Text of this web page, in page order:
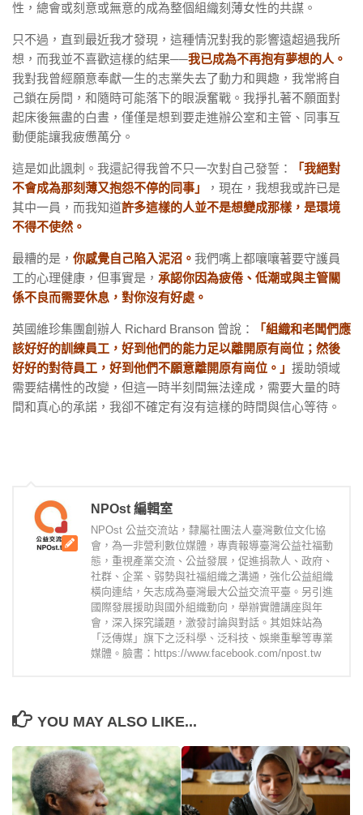
性，總會或刻意或無意的成為整個組織刻薄女性的共謀。
只不過，直到最近我才發現，這種情況對我的影響遠超過我所
想，而我並不喜歡這樣的結果──我已成為不再抱有夢想的人。
我對我曾經願意奉獻一生的志業失去了動力和興趣，我常將自
己鎖在房間，和隨時可能落下的眼淚奮戰。我掙扎著不願面對
起床後無盡的白晝，僅僅是想到要走進辦公室和主管、同事互
動便能讓我疲憊萬分。
這是如此諷刺。我還記得我曾不只一次對自己發誓：
「我絕對
不會成為那刻薄又抱怨不停的同事」
，現在，我想我或許已是
其中一員，而我知道許多這樣的人並不是想變成那樣，是環境
不得不使然。
最糟的是， 你感覺自己陷入泥沼。 我們嘴上都嚷嚷著要守護員
工的心理健康，但事實是， 承認你因為疲倦、低潮或與主管關
係不良而需要休息，對你沒有好處。
英國維珍集團創辦人 Richard Branson 曾說：
「組織和老闆們應
該好好的訓練員工，好到他們的能力足以離開原有崗位；然後
好好的對待員工，好到他們不願意離開原有崗位。」 援助領域
需要結構性的改變，但這一時半刻間無法達成，需要大量的時
間和真心的承諾，我卻不確定有沒有這樣的時間與信心等待。
NPOst 編輯室
NPOst 公益交流站，隸屬社團法人臺灣數位文化協
會，為一非營利數位媒體，專責報導臺灣公益社福動
態，重視產業交流、公益發展，促進捐款人、政府、
社群、企業、弱勢與社福組織之溝通，強化公益組織
橫向連結，矢志成為臺灣最大公益交流平臺。另引進
國際發展援助與國外組織動向，舉辦實體講座與年
會，深入探究議題，激發討論與對話。其姐妹站為
「泛傳媒」旗下之泛科學、泛科技、娛樂重擊等專業
媒體。臉書：https://www.facebook.com/npost.tw
YOU MAY ALSO LIKE...